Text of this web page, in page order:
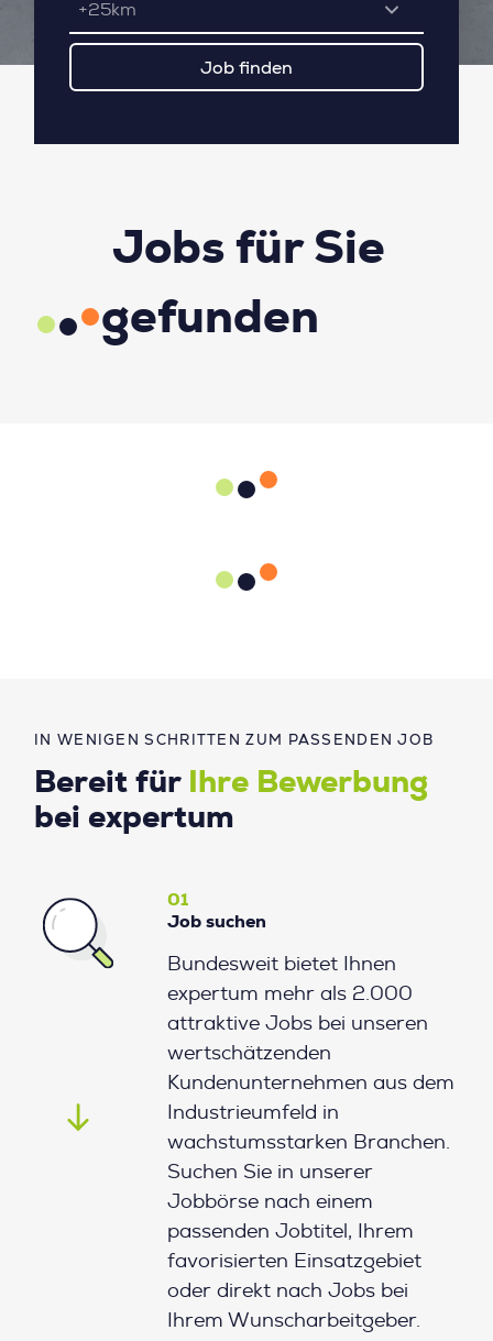
+25km
IN WENIGEN SCHRITTEN ZUM PASSENDEN JOB
Bereit für
Ihre Bewerbung
bei expertum
01
Job suchen
Bundesweit bietet Ihnen
expertum mehr als 2.000
attraktive Jobs bei unseren
wertschätzenden
Kundenunternehmen aus dem
Industrieumfeld in
wachstumsstarken Branchen.
Suchen Sie in unserer
Jobbörse nach einem
passenden Jobtitel, Ihrem
favorisierten Einsatzgebiet
oder direkt nach Jobs bei
Ihrem Wunscharbeitgeber.